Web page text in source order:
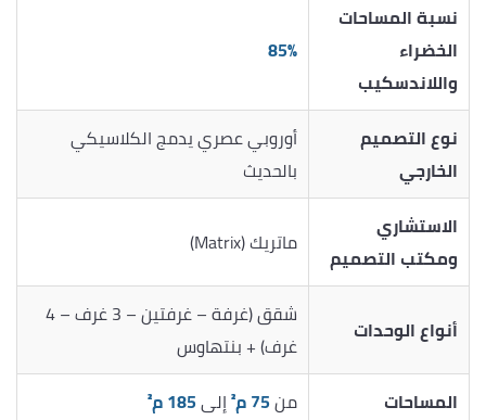
نسبة المساحات
الخضراء
واللاندسكيب
85%
نوع التصميم
الخارجي
أوروبي عصري يدمج الكلاسيكي
بالحديث
الاستشاري
ومكتب التصميم
ماتريك (Matrix)
أنواع الوحدات
شقق (غرفة – غرفتين – 3 غرف – 4
غرف) + بنتهاوس
المساحات
من75 م² إلى185 م²